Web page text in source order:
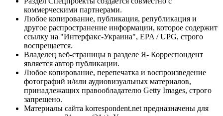
коммерческими партнерами.
Любое копирование, публикация, републикация и
другое распространение информации, которое содержит
ссылку на "Интерфакс-Украина", EPA / UPG, строго
воспрещается.
Владелец веб-страницы в разделе Я- Корреспондент
является автор публикации.
Любое копирование, перепечатка и воспроизведение
фотографий и/или аудиовизуальных материалов,
принадлежащих правообладателю Getty Images, строго
запрещено.
Материалы сайта korrespondent.net предназначены для